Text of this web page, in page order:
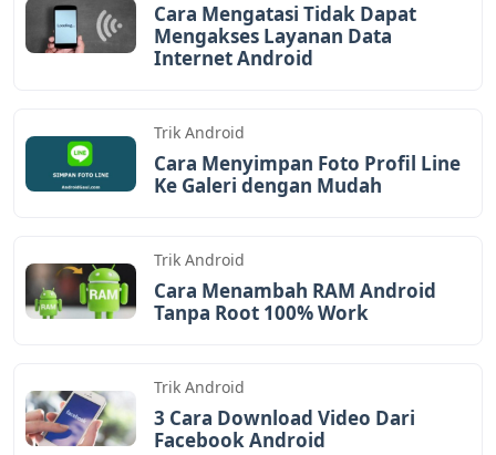
Cara Mengatasi Tidak Dapat
Mengakses Layanan Data
Internet Android
Trik Android
Cara Menyimpan Foto Profil Line
Ke Galeri dengan Mudah
Trik Android
Cara Menambah RAM Android
Tanpa Root 100% Work
Trik Android
3 Cara Download Video Dari
Facebook Android